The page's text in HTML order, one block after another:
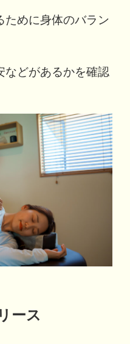
ために身体のバラン
などがあるかを確認
ース